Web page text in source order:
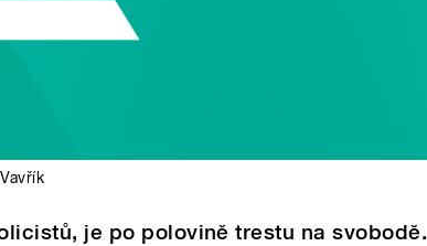
je po polovině trestu na svobodě.